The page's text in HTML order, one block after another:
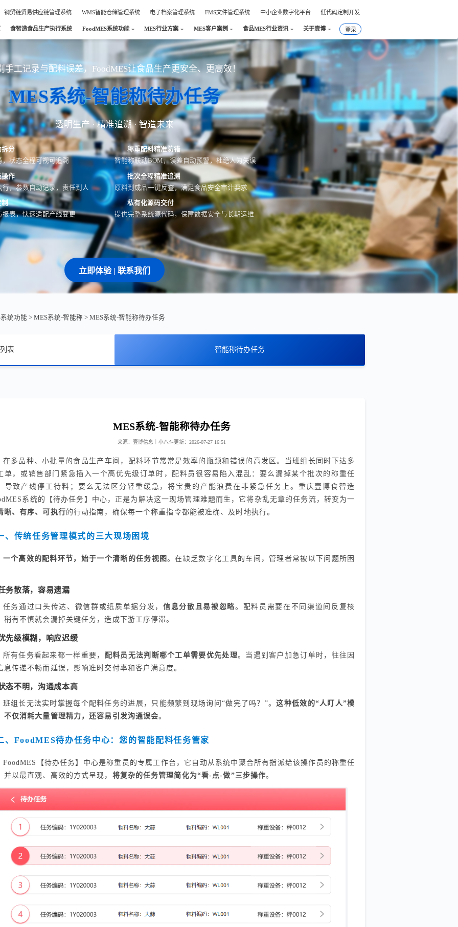
钢贸链贸易供应链管理系统 WMS智能仓储管理系统 电子档案管理系统 FMS文件管理系统 中小企业数字化平台 低代码定制开发
食智造食品生产执行系统 FoodMES系统功能 MES行业方案 MES客户案例 食品MES行业资讯 关于壹博 登录
手工记录与配料误差，FoodMES让食品生产更安全、更高效！
MES系统-智能称待办任务
透明生产 · 精准追溯 · 智造未来
拆分
状态全程可视可追溯
称重配料精准防错
智能称联动BOM，误差自动预警，杜绝人为失误
操作
，参数自动记录，责任到人
批次全程精准追溯
原料到成品一键反查，满足食品安全审计要求
制
报表，快速适配产线变更
私有化源码交付
提供完整系统源代码，保障数据安全与长期运维
立即体验 | 联系我们
统功能 > MES系统-智能称 > MES系统-智能称待办任务
表 智能称待办任务
MES系统-智能称待办任务
来源：壹博信息｜小八斗更新：2026-07-27 16:51
在多品种、小批量的食品生产车间，配料环节常常是效率的瓶颈和错误的高发区。当班组长同时下达多
单，或销售部门紧急插入一个高优先级订单时，配料员很容易陷入混乱：要么漏掉某个批次的称重任
导致产线停工待料；要么无法区分轻重缓急，将宝贵的产能浪费在非紧急任务上。重庆壹博食智造
系统的【待办任务】中心，正是为解决这一现场管理难题而生，它将杂乱无章的任务流，转变为一
晰、有序、可执行的行动指南，确保每一个称重指令都能被准确、及时地执行。
、传统任务管理模式的三大现场困境
一个高效的配料环节，始于一个清晰的任务视图。在缺乏数字化工具的车间，管理者常被以下问题所困
务散落，容易遗漏
任务通过口头传达、微信群或纸质单据分发， 信息分散且易被忽略。配料员需要在不同渠道间反复核
稍有不慎就会漏掉关键任务，造成下游工序停滞。
先级模糊，响应迟缓
所有任务看起来都一样重要， 配料员无法判断哪个工单需要优先处理。当遇到客户加急订单时，往往因
息传递不畅而延误，影响准时交付率和客户满意度。
态不明，沟通成本高
班组长无法实时掌握每个配料任务的进展，只能频繁到现场询问“做完了吗？”。这种低效的“人盯人”模
不仅消耗大量管理精力，还容易引发沟通误会。
、FoodMES待办任务中心：您的智能配料任务管家
FoodMES【待办任务】中心是称重员的专属工作台，它自动从系统中聚合所有指派给该操作员的称重任
并以最直观、高效的方式呈现， 将复杂的任务管理简化为“看-点-做”三步操作。